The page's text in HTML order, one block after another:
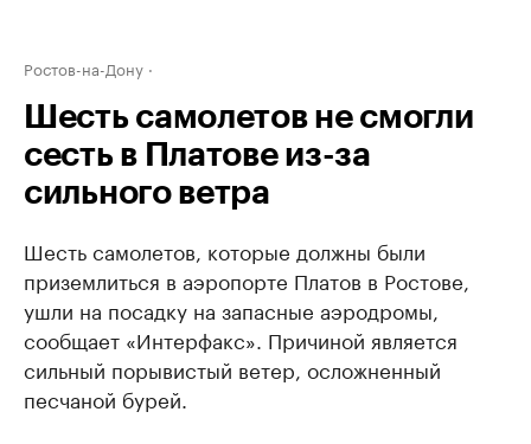
Ростов-на-Дону
Шесть самолетов не смогли
сесть в Платове из-за
сильного ветра
Шесть самолетов, которые должны были
приземлиться в аэропорте Платов в Ростове,
ушли на посадку на запасные аэродромы,
сообщает «Интерфакс». Причиной является
сильный порывистый ветер, осложненный
песчаной бурей.